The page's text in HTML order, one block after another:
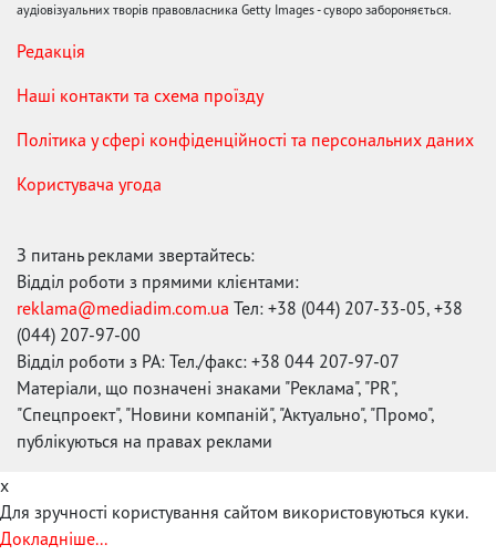
аудіовізуальних творів правовласника Getty Images - суворо забороняється.
Редакція
Наші контакти та схема проїзду
Політика у сфері конфіденційності та персональних даних
Користувача угода
З питань реклами звертайтесь:
Відділ роботи з прямими клієнтами:
reklama@mediadim.com.ua Тел: +38 (044) 207-33-05, +38
(044) 207-97-00
Відділ роботи з РА: Тел./факс: +38 044 207-97-07
Матеріали, що позначені знаками "Реклама", "PR",
"Спецпроект", "Новини компаній", "Актуально", "Промо",
публікуються на правах реклами
x
Для зручності користування сайтом використовуються куки.
Докладніше...